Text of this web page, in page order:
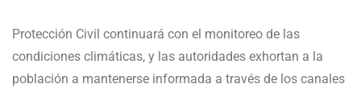
Protección Civil continuará con el monitoreo de las
condiciones climáticas, y las autoridades exhortan a la
población a mantenerse informada a través de los canales